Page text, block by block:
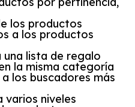
los productos
a los productos
lista de regalo
la misma categoría
los buscadores más
varios niveles